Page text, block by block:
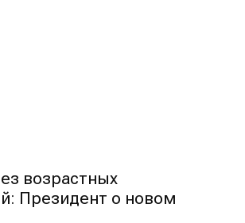
возрастных
Президент о новом